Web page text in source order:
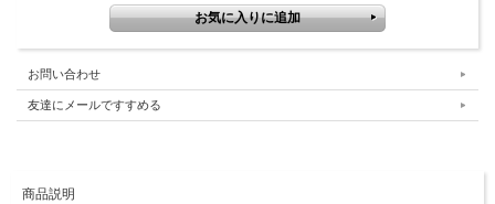
お問い合わせ
友達にメールですすめる
商品説明